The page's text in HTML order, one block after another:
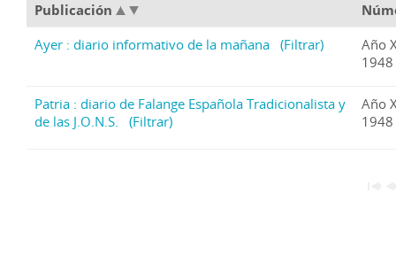
Publicación
Ayer : diario informativo de la mañana (Filtrar)
Año
Patria : diario de Falange Española Tradicionalista y
de las J.O.N.S.
(Filtrar)
Año